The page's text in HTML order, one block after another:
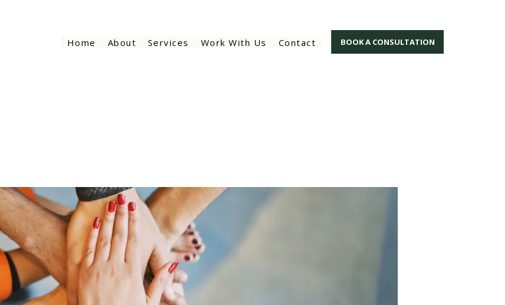
Home About Services Work With Us Contact BOOK A CONSULTATION